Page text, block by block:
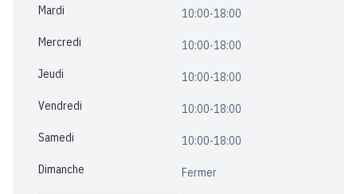
Mardi
10:00-18:00
Mercredi
10:00-18:00
Jeudi
10:00-18:00
Vendredi
10:00-18:00
Samedi
10:00-18:00
Dimanche
Fermer